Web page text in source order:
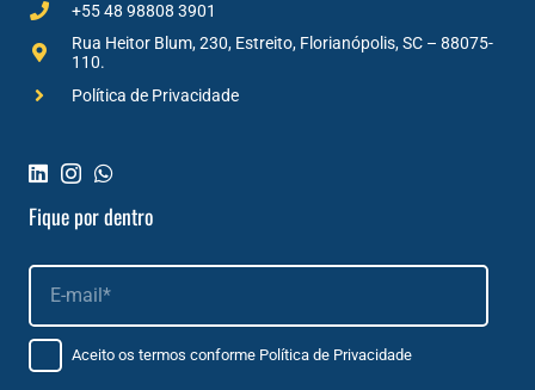
+55 48 98808 3901
Rua Heitor Blum, 230, Estreito, Florianópolis, SC – 88075-
110.
Política de Privacidade
Fique por dentro
Aceito os termos conforme Política de Privacidade